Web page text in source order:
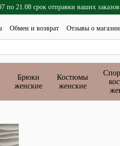
по 21.08 срок отправки ваших
Обмен и возврат Отзывы о
Брюки
женские
Костюмы
женские